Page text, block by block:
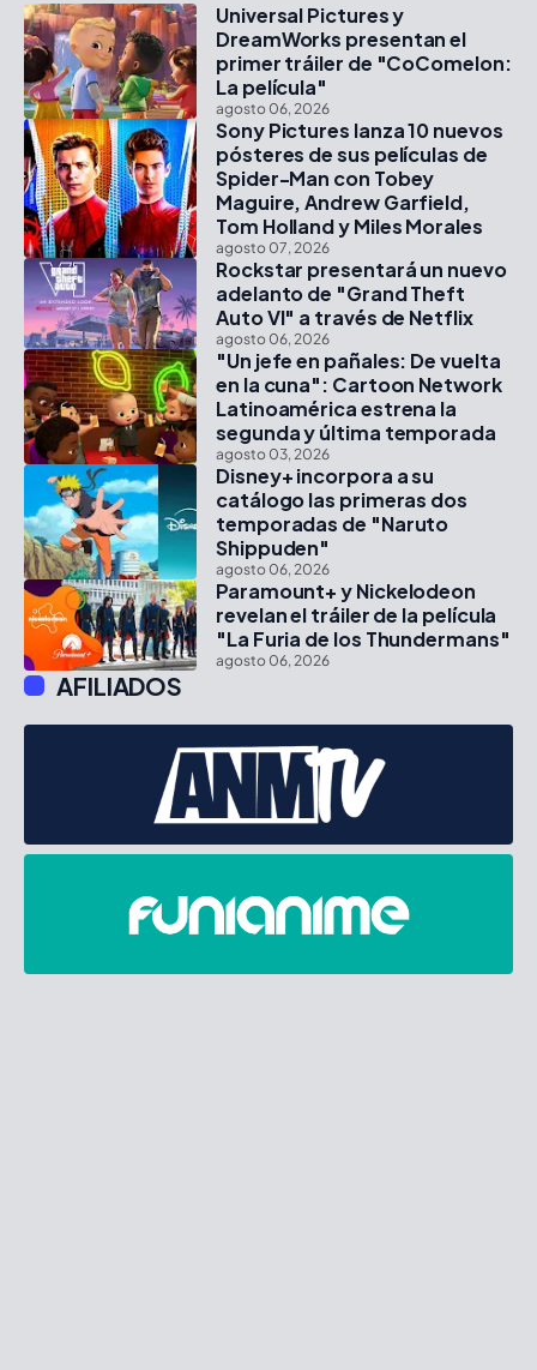
Universal Pictures y
DreamWorks presentan el
primer tráiler de "CoComelon:
La película"
agosto 06, 2026
Sony Pictures lanza 10 nuevos
pósteres de sus películas de
Spider-Man con Tobey
Maguire, Andrew Garfield,
Tom Holland y Miles Morales
agosto 07, 2026
Rockstar presentará un nuevo
adelanto de "Grand Theft
Auto VI" a través de Netflix
agosto 06, 2026
"Un jefe en pañales: De vuelta
en la cuna": Cartoon Network
Latinoamérica estrena la
segunda y última temporada
agosto 03, 2026
Disney+ incorpora a su
catálogo las primeras dos
temporadas de "Naruto
Shippuden"
agosto 06, 2026
Paramount+ y Nickelodeon
revelan el tráiler de la película
"La Furia de los Thundermans"
agosto 06, 2026
AFILIADOS